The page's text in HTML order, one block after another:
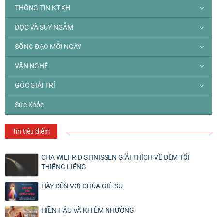
THÔNG TIN KT-XH
ĐỌC VÀ SUY NGẪM
SỐNG ĐẠO MỖI NGÀY
VĂN NGHỆ
GÓC GIẢI TRÍ
Sức Khỏe
Tin tiêu điểm
CHA WILFRID STINISSEN GIẢI THÍCH VỀ ĐÊM TỐI
THIÊNG LIÊNG
HÃY ĐẾN VỚI CHÚA GIÊ-SU
HIỀN HẬU VÀ KHIÊM NHƯỜNG